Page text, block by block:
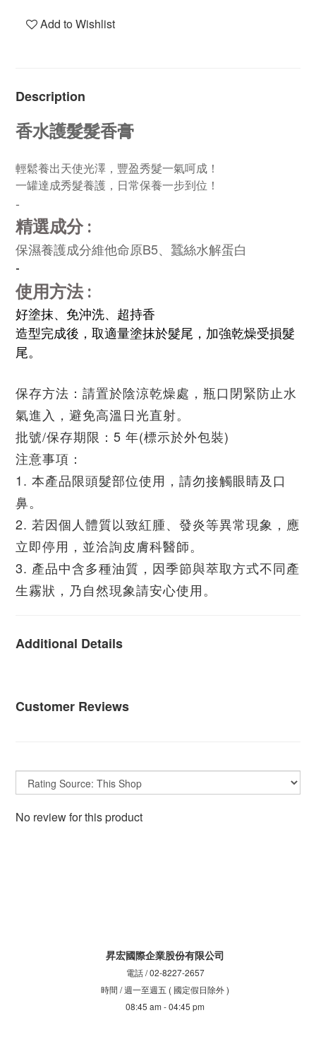
Add to Wishlist
Description
香水護髮髮香膏
輕鬆養出天使光澤，豐盈秀髮一氣呵成！
一罐達成秀髮養護，日常保養一步到位！
-
精選成分 :
保濕養護成分維他命原B5、蠶絲水解蛋白
-
使用方法 :
好塗抹、免沖洗、超持香
造型完成後，取適量塗抹於髮尾，加強乾燥受損髮
尾。
保存方法：請置於陰涼乾燥處，瓶口閉緊防止水
氣進入，避免高溫日光直射。
批號/保存期限：5 年(標示於外包裝)
注意事項：
1. 本產品限頭髮部位使用，請勿接觸眼睛及口
鼻。
2. 若因個人體質以致紅腫、發炎等異常現象，應
立即停用，並洽詢皮膚科醫師。
3. 產品中含多種油質，因季節與萃取方式不同產
生霧狀，乃自然現象請安心使用。
Additional Details
Customer Reviews
No review for this product
昇宏國際企業股份有限公司
電話 / 02-8227-2657
時間 / 週一至週五 ( 國定假日除外 )
08:45 am - 04:45 pm